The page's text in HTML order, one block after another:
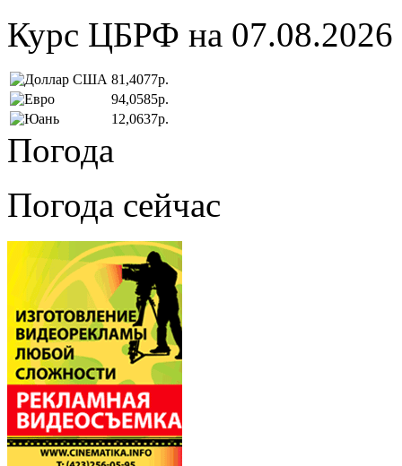
Курс ЦБРФ на 07.08.2026
81,4077р.
94,0585р.
12,0637р.
Погода
Погода сейчас